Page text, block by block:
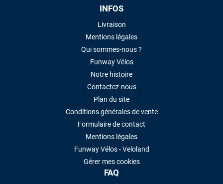
INFOS
Livraison
Mentions légales
Qui sommes-nous ?
Funway Vélos
Notre histoire
Contactez-nous
Plan du site
Conditions générales de vente
Formulaire de contact
Mentions légales
Funway Vélos - Veloland
Gérer mes cookies
FAQ